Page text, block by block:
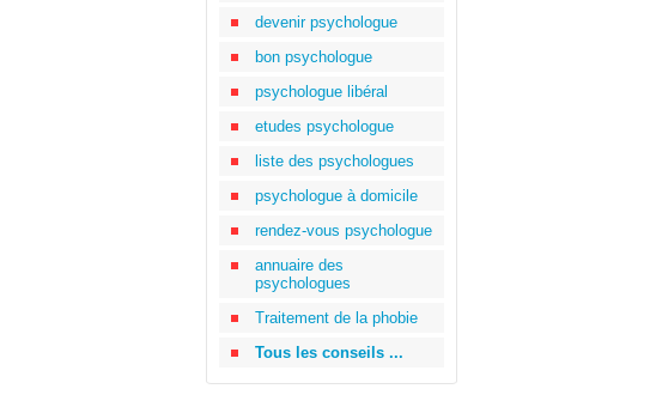
devenir psychologue
bon psychologue
psychologue libéral
etudes psychologue
liste des psychologues
psychologue à domicile
rendez-vous psychologue
annuaire des
psychologues
Traitement de la phobie
Tous les conseils ...